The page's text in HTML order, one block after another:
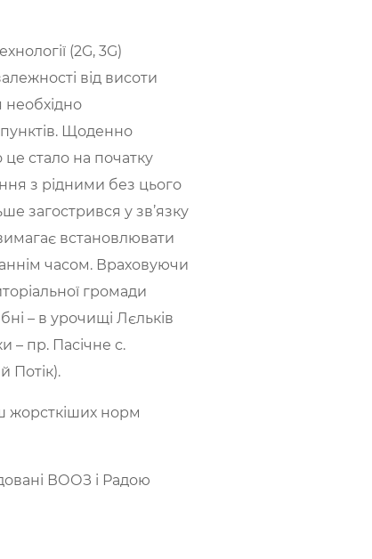
(2G, 3G)
від висоти
необхідно
Щоденно
це стало на початку
з рідними без цього
загострився у зв’язку
встановлювати
часом. Враховуючи
громади
– в урочищі Лєльків
– пр. Пасічне с.
Потік).
жорсткіших норм
ВООЗ і Радою